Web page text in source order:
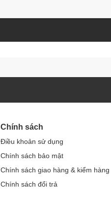
Chính sách
Điều khoản sử dụng
Chính sách bảo mật
Chính sách giao hàng & kiểm hàng
Chính sách đổi trả